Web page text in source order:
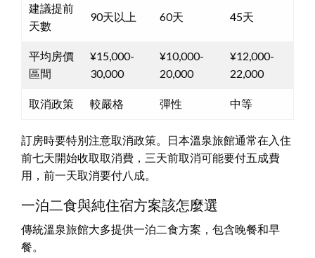
建議提前
天數
90天以上 60天 45天
平均房價
區間
¥15,000-
30,000
¥10,000-
20,000
¥12,000-
22,000
取消政策 較嚴格 彈性 中等
訂房時要特別注意取消政策。日本溫泉旅館通常在入住
前七天開始收取取消費，三天前取消可能要付五成費
用，前一天取消要付八成。
一泊二食與純住宿方案該怎麼選
傳統溫泉旅館大多提供一泊二食方案，包含晚餐和早
餐。